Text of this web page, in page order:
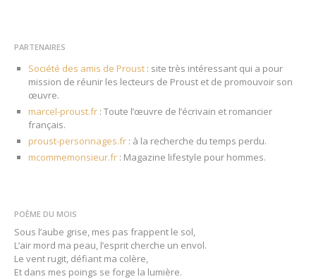
PARTENAIRES
Société des amis de Proust: site très intéressant qui a pour
mission de réunir les lecteurs de Proust et de promouvoir son
œuvre.
marcel-proust.fr: Toute l’œuvre de l’écrivain et romancier
français.
proust-personnages.fr: à la recherche du temps perdu.
mcommemonsieur.fr: Magazine lifestyle pour hommes.
POÈME DU MOIS
Sous l’aube grise, mes pas frappent le sol,
L’air mord ma peau, l’esprit cherche un envol.
Le vent rugit, défiant ma colère,
Et dans mes poings se forge la lumière.